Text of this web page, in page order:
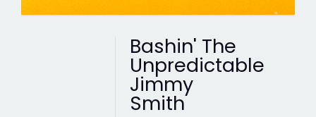
Bashin' The
Unpredictable
Jimmy
Smith